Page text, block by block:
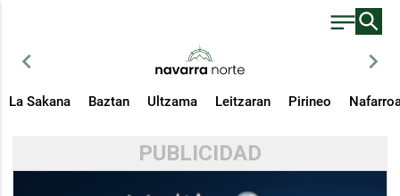
chevron_left chevron_right
La Sakana Baztan Ultzama Leitzaran Pirineo
PUBLICIDAD